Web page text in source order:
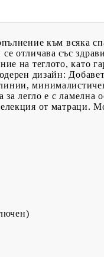
към всяка
отличава със
на теглото, като
дизайн:
легло е с ламелна
от матраци.